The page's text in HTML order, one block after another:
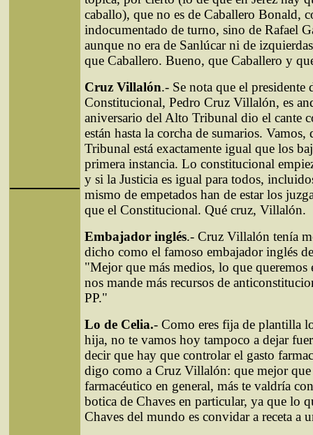
caballo), que no es de Caballero Bonald,
indocumentado de turno, sino de Rafael
aunque no era de Sanlúcar ni de
que Caballero. Bueno, que Caballero y
Cruz Villalón.- Se nota que el presidente
Constitucional, Pedro Cruz Villalón, es
aniversario del Alto Tribunal dio el cante
están hasta la corcha de sumarios.
Tribunal está exactamente igual que los
primera instancia. Lo constitucional
y si la Justicia es igual para todos,
mismo de empetados han de estar los
que el Constitucional. Qué cruz, Villalón.
Embajador inglés.- Cruz Villalón tenía
dicho como el famoso embajador inglés
"Mejor que más medios, lo que queremos
nos mande más recursos de
PP."
Lo de Celia.- Como eres fija de plantilla
hija, no te vamos hoy tampoco a dejar
decir que hay que controlar el gasto
digo como a Cruz Villalón: que mejor
farmacéutico en general, más te valdría
botica de Chaves en particular, ya que lo
Chaves del mundo es convidar a receta a